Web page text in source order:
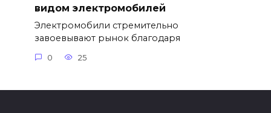
видом электромобилей
Электромобили стремительно
завоевывают рынок благодаря
0 25